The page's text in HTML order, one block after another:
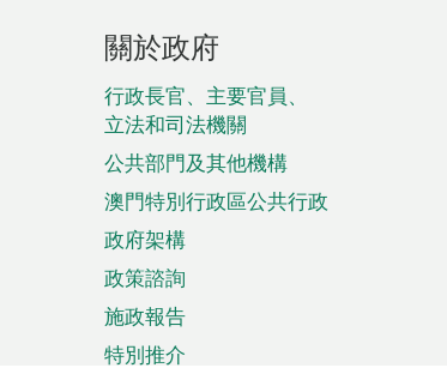
頁
腳
菜
單
關於政府
行政長官、主要官員、
立法和司法機關
公共部門及其他機構
澳門特別行政區公共行政
政府架構
政策諮詢
施政報告
特別推介